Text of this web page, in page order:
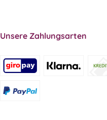
Unsere Zahlungsarten